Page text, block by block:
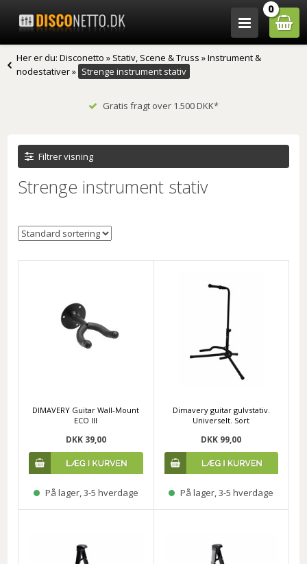
0
Her er du:Disconetto » Stativ, Scene & Truss »Instrument &
nodestativer» Strenge instrument stativ
Gratis fragt over 1.500 DKK*
Filtrer visning
Strenge instrument stativ
DIMAVERY Guitar Wall-Mount
ECO III
DKK 39,00
På lager, 3-5 hverdage
Dimavery guitar gulvstativ.
Universelt. Sort
DKK 99,00
På lager, 3-5 hverdage